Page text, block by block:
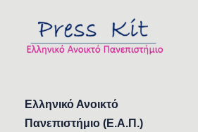
Ελληνικό Ανοικτό
Πανεπιστήμιο (Ε.Α.Π.)